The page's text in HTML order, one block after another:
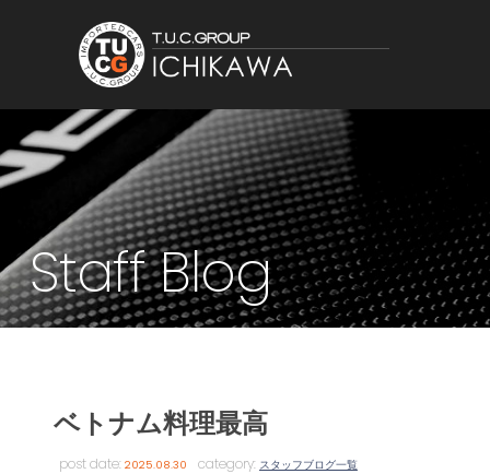
Staff Blog
ベトナム料理最高
post date:2025.08.30 category: スタッフブログ一覧